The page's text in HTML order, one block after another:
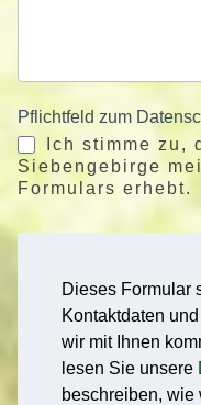
Pflichtfeld zum
Ich stimme zu,
Siebengebirge
Formulars erhebt.
Dieses Formular
Kontaktdaten
wir mit Ihnen
lesen Sie unsere
beschreiben, wie